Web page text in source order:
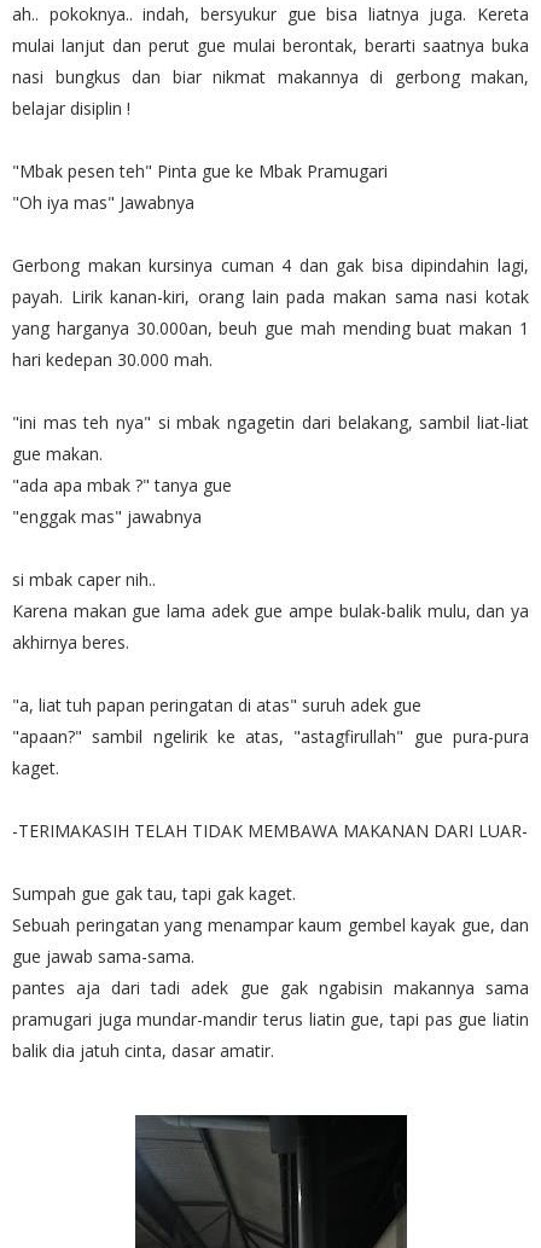
ah.. pokoknya.. indah, bersyukur gue bisa liatnya juga. Kereta
mulai lanjut dan perut gue mulai berontak, berarti saatnya buka
nasi bungkus dan biar nikmat makannya di gerbong makan,
belajar disiplin !
"Mbak pesen teh" Pinta gue ke Mbak Pramugari
"Oh iya mas" Jawabnya
Gerbong makan kursinya cuman 4 dan gak bisa dipindahin lagi,
payah. Lirik kanan-kiri, orang lain pada makan sama nasi kotak
yang harganya 30.000an, beuh gue mah mending buat makan 1
hari kedepan 30.000 mah.
"ini mas teh nya" si mbak ngagetin dari belakang, sambil liat-liat
gue makan.
"ada apa mbak ?" tanya gue
"enggak mas" jawabnya
si mbak caper nih..
Karena makan gue lama adek gue ampe bulak-balik mulu, dan ya
akhirnya beres.
"a, liat tuh papan peringatan di atas" suruh adek gue
"apaan?" sambil ngelirik ke atas, "astagfirullah" gue pura-pura
kaget.
-TERIMAKASIH TELAH TIDAK MEMBAWA MAKANAN DARI LUAR-
Sumpah gue gak tau, tapi gak kaget.
Sebuah peringatan yang menampar kaum gembel kayak gue, dan
gue jawab sama-sama.
pantes aja dari tadi adek gue gak ngabisin makannya sama
pramugari juga mundar-mandir terus liatin gue, tapi pas gue liatin
balik dia jatuh cinta, dasar amatir.